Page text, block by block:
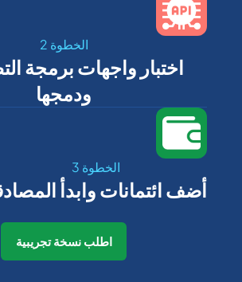
الخطوة 2
اختبار واجهات برمجة
ودمجها
الخطوة 3
أضف ائتمانات وابدأ
اطلب نسخة تجريبية